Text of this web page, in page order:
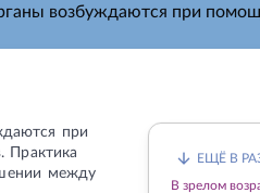
возбуждаются при
ЕЩЁ В
В зрелом
при
Практика
между